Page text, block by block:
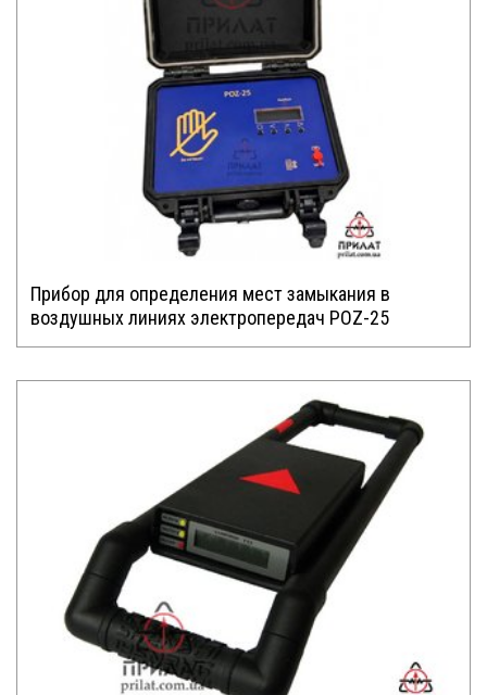
Прибор для определения мест замыкания в
воздушных линиях электропередач POZ-25